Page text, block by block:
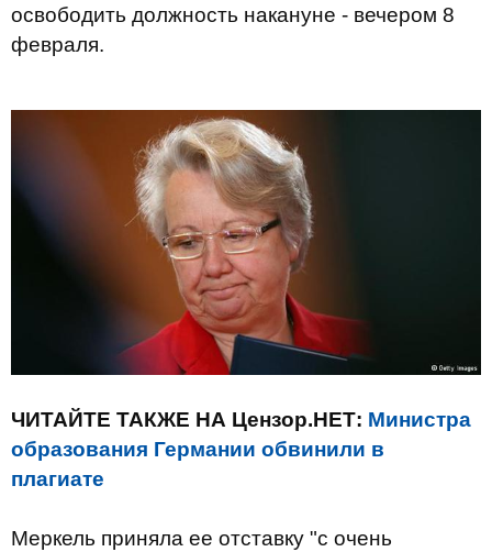
освободить должность накануне - вечером 8
февраля.
ЧИТАЙТЕ ТАКЖЕ НА Цензор.НЕТ: Министра
образования Германии обвинили в
плагиате
Меркель приняла ее отставку "с очень